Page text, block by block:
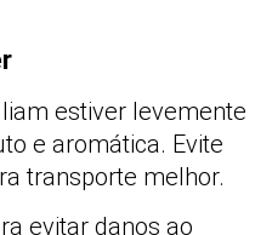
estiver levemente
e aromática. Evite
transporte melhor.
evitar danos ao